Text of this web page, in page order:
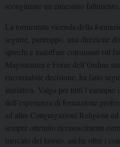
scongiurare un ennesimo fallimento.
La tormentata vicenda della
seguire, purtroppo, una direzione
sprechi e malaffare consumati sul
Magistratura e Forze dell’Ordine
encomiabile decisione, ha fatto
iniziativa. Valga per tutti l’esempio
dell’esperienza di formazione
ad altre Congregazioni Religiose
sempre ottenuto riconoscimenti
mercato del lavoro, anche oltre i